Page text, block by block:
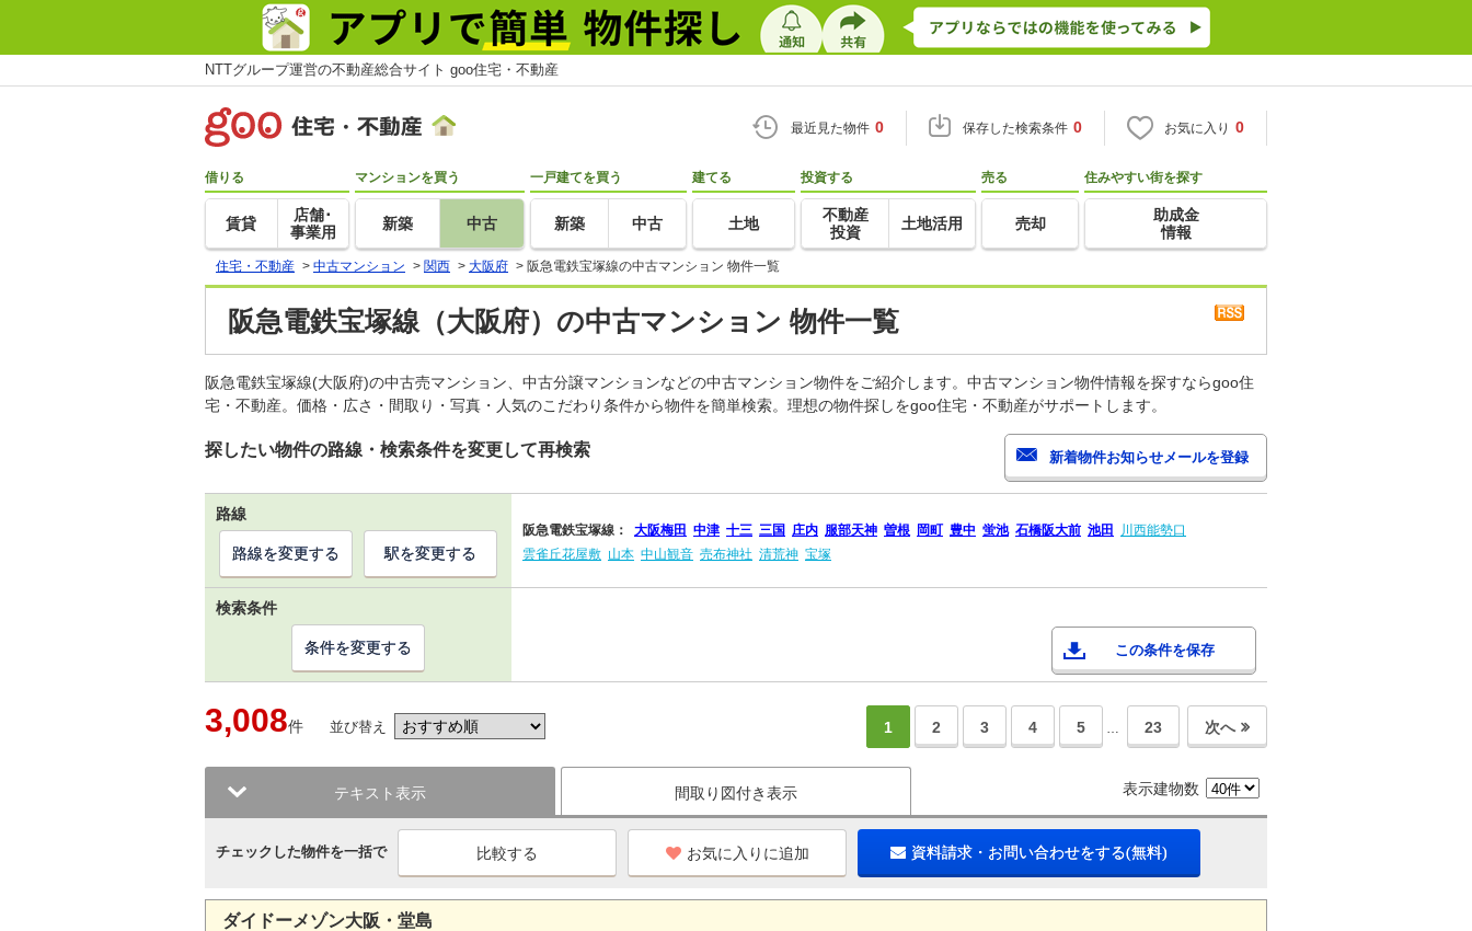
NTTグループ運営の不動産総合サイト goo住宅・不動産
最近見た物件 0 保存した検索条件 0 お気に入り 0
借りる
賃貸
店舗･
事業用
マンションを買う
新築 中古
一戸建てを買う
新築 中古
建てる
土地
投資する
不動産
投資
土地活用
売る
売却
住みやすい街を探す
助成金
情報
住宅・不動産 > 中古マンション > 関西 > 大阪府 > 阪急電鉄宝塚線の中古マンション 物件一覧
阪急電鉄宝塚線（大阪府）の中古マンション 物件一覧
阪急電鉄宝塚線(大阪府)の中古売マンション、中古分譲マンションなどの中古マンション物件をご紹介します。中古マンション物件情報を探すならgoo住
宅・不動産。価格・広さ・間取り・写真・人気のこだわり条件から物件を簡単検索。理想の物件探しをgoo住宅・不動産がサポートします。
探したい物件の路線・検索条件を変更して再検索
路線
阪急電鉄宝塚線： 大阪梅田 中津 十三 三国 庄内 服部天神 曽根 岡町 豊中 蛍池 石橋阪大前 池田
川西能勢口
雲雀丘花屋敷 山本 中山観音 売布神社 清荒神 宝塚
路線を変更する 駅を変更する
検索条件
この条件を保存
条件を変更する
3,008件 並び替え 1 2 3 4 5 … 23 次へ
テキスト表示 間取り図付き表示 表示建物数
チェックした物件を一括で お気に入りに追加 資料請求・お問い合わせをする(無料)
ダイドーメゾン大阪・堂島